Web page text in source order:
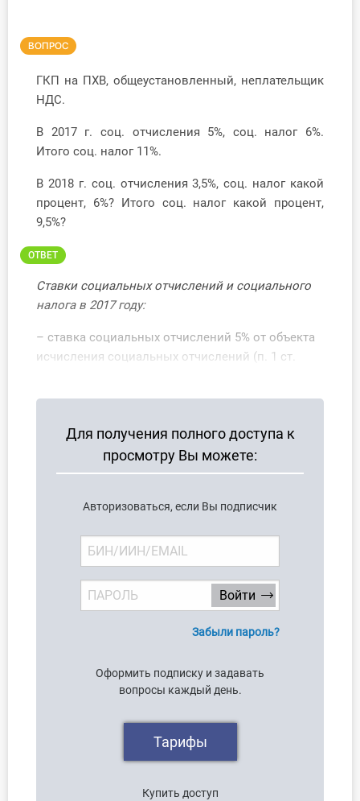
Инструменты
Вебинары
Участник ВЭД
Практика ИП
Юридический помощник
Интернет-магазин
Обучение
Тестирование для
ВОПРОС
ГКП на ПХВ, общеустановленный, неплательщик
НДС.
В 2017 г. соц. отчисления 5%, соц. налог 6%.
Итого соц. налог 11%.
В 2018 г. соц. отчисления 3,5%, соц. налог какой
процент, 6%? Итого соц. налог какой процент,
9,5%?
ОТВЕТ
Ставки социальных отчислений и социального
налога в 2017 году:
– ставка социальных отчислений 5% от объекта
исчисления социальных отчислений (п. 1 ст.
Для получения полного доступа к
просмотру Вы можете:
Авторизоваться, если Вы подписчик
Забыли пароль?
Оформить подписку и задавать
вопросы каждый день.
Тарифы
Купить доступ